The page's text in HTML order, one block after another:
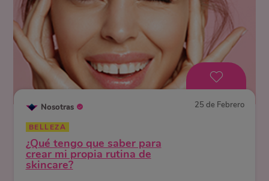
Nosotras 25 de Febrero
BELLEZA
¿Qué tengo que saber para
crear mi propia rutina de
skincare?